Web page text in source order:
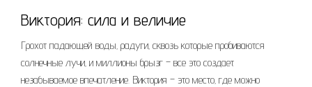
Виктория: сила и величие
Грохот падающей воды‚ радуги‚ сквозь которые пробиваются
солнечные лучи‚ и миллионы брызг – все это создает
незабываемое впечатление. Виктория – это место‚ где можно